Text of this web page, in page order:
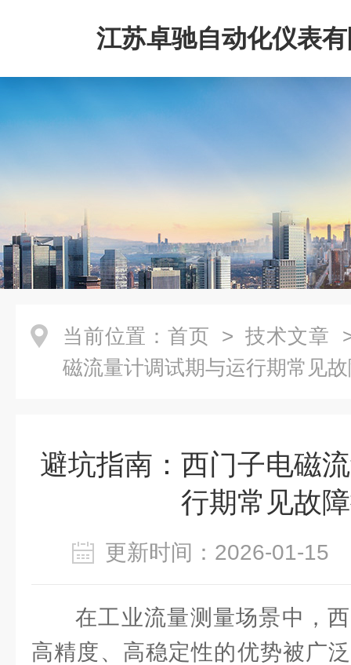
江苏卓驰自动化仪表
当前位置： 首页 > 技术文章
磁流量计调试期与运行期常见
避坑指南：西门子电磁
行期常见故
更新时间：2026-01-
在工业流量测量场景中，
高精度、高稳定性的优势被广